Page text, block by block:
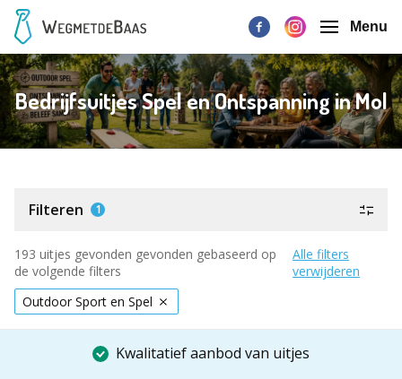
Menu
Bedrijfsuitjes Spel en Ontspanning in Mol
Filteren 1
193 uitjes gevonden gevonden gebaseerd op
de volgende filters
Alle filters
verwijderen
Outdoor Sport en Spel
Kwalitatief aanbod van uitjes